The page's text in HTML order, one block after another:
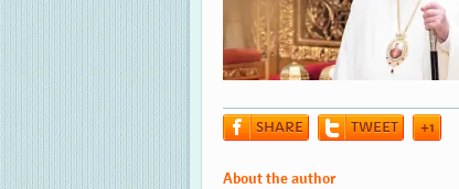
SHARE TWEET +1
About the author